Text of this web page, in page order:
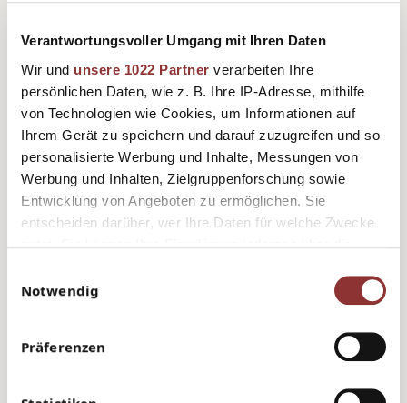
Verantwortungsvoller Umgang mit Ihren Daten
Wir und unsere 1022 Partner verarbeiten Ihre
persönlichen Daten, wie z. B. Ihre IP-Adresse, mithilfe
von Technologien wie Cookies, um Informationen auf
Ihrem Gerät zu speichern und darauf zuzugreifen und so
personalisierte Werbung und Inhalte, Messungen von
Werbung und Inhalten, Zielgruppenforschung sowie
Entwicklung von Angeboten zu ermöglichen. Sie
entscheiden darüber, wer Ihre Daten für welche Zwecke
Trigger Symbol ändern oder widerrufen
Informationen über Ihre geografische Lage erfassen,
Ihr Gerät durch aktives Scannen nach bestimmten
Notwendig
Präferenzen
E-Mail
Bestellte Artikel / Leistung